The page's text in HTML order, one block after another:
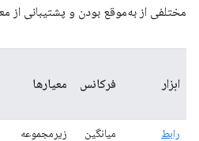
مختلفی از به‌موقع بودن و پشتیبانی از
ابزار فرکانس معیارها
رابط
میانگین
زیرمجموعه